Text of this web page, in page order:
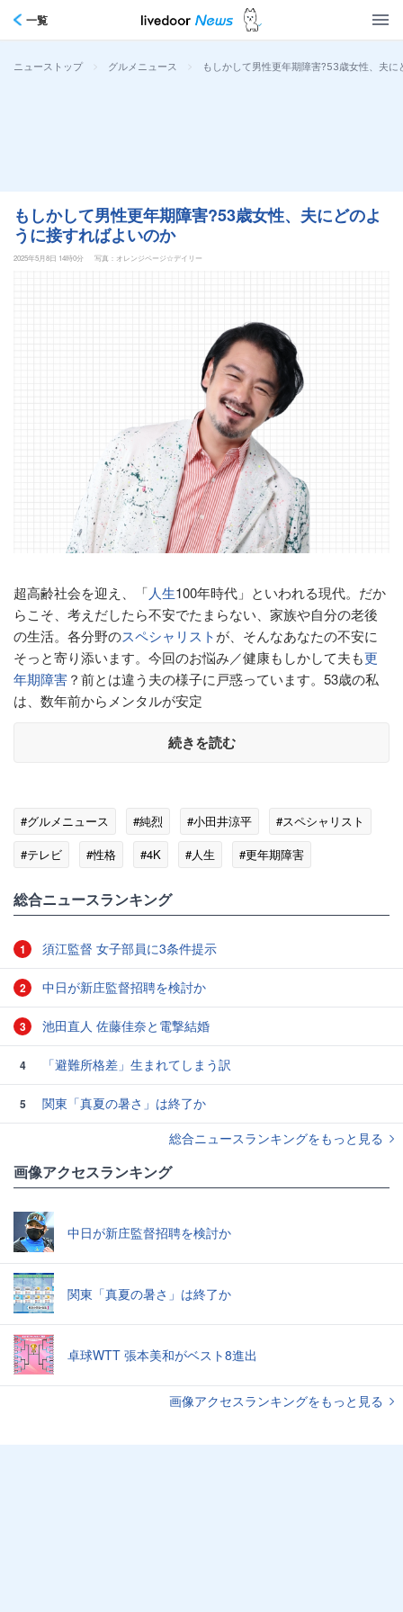
一覧
ニューストップ > グルメニュース > もしかして男性更年期障害?53歳女性、夫
もしかして男性更年期障害?53歳女性、夫にどのよ
うに接すればよいのか
2025年5月8日 14時0分 写真：オレンジページ☆デイリー
超高齢社会を迎え、「人生100年時代」といわれる現代。だか
らこそ、考えだしたら不安でたまらない、家族や自分の老後
の生活。各分野のスペシャリストが、そんなあなたの不安に
そっと寄り添います。今回のお悩み／健康もしかして夫も更
年期障害？前とは違う夫の様子に戸惑っています。53歳の私
は、数年前からメンタルが安定
続きを読む
#グルメニュース #純烈 #小田井涼平
#スペシャリスト
#テレビ
#性格 #4K #人生 #更年期障害
総合ニュースランキング
1 須江監督 女子部員に3条件提示
2 中日が新庄監督招聘を検討か
3 池田直人 佐藤佳奈と電撃結婚
4 「避難所格差」生まれてしまう訳
5
関東「真夏の暑さ」は終了か
総合ニュースランキングをもっと見る
画像アクセスランキング
中日が新庄監督招聘を検討か
関東「真夏の暑さ」は終了か
卓球WTT 張本美和がベスト8進出
画像アクセスランキングをもっと見る